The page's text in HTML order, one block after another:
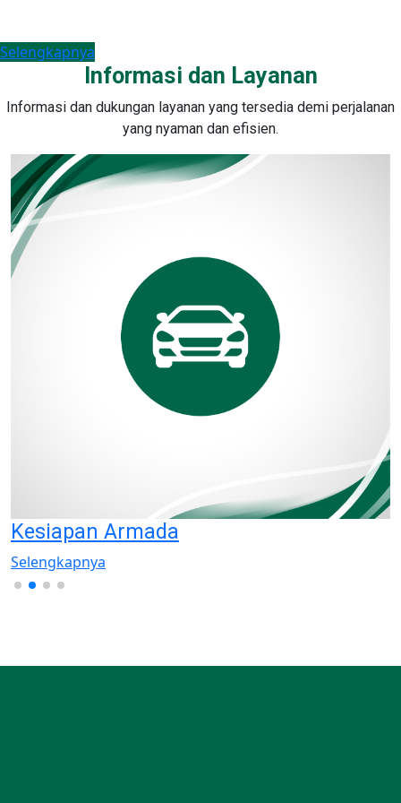
Selengkapnya
Informasi dan Layanan
Informasi dan dukungan layanan yang tersedia demi perjalanan
yang nyaman dan efisien.
Siaran Pers
Selengkapnya